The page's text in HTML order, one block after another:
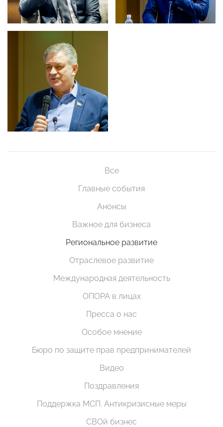
Все
Главные события
Анонсы
Важное для бизнеса
Региональное развитие
Отраслевое развитие
Международная деятельность
ОПОРА в лицах
Пресса о нас
Особое мнение
Бюро по защите прав предпринимателей
Видео
Поздравления
Поддержка МСП. Антикризисные меры
СВОй бизнес